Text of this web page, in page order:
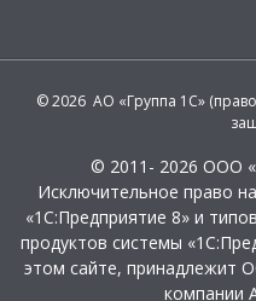
© 2026 АО «Группа 1С»
© 2011- 2026 ООО
Исключительное право
«1С:Предприятие 8» и
продуктов системы
этом сайте, принадлежит
компании